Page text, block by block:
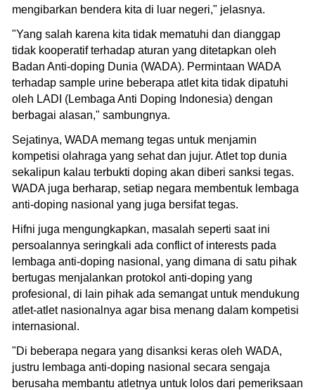
mengibarkan bendera kita di luar negeri," jelasnya.
"Yang salah karena kita tidak mematuhi dan dianggap
tidak kooperatif terhadap aturan yang ditetapkan oleh
Badan Anti-doping Dunia (WADA). Permintaan WADA
terhadap sample urine beberapa atlet kita tidak dipatuhi
oleh LADI (Lembaga Anti Doping Indonesia) dengan
berbagai alasan," sambungnya.
Sejatinya, WADA memang tegas untuk menjamin
kompetisi olahraga yang sehat dan jujur. Atlet top dunia
sekalipun kalau terbukti doping akan diberi sanksi tegas.
WADA juga berharap, setiap negara membentuk lembaga
anti-doping nasional yang juga bersifat tegas.
Hifni juga mengungkapkan, masalah seperti saat ini
persoalannya seringkali ada conflict of interests pada
lembaga anti-doping nasional, yang dimana di satu pihak
bertugas menjalankan protokol anti-doping yang
profesional, di lain pihak ada semangat untuk mendukung
atlet-atlet nasionalnya agar bisa menang dalam kompetisi
internasional.
"Di beberapa negara yang disanksi keras oleh WADA,
justru lembaga anti-doping nasional secara sengaja
berusaha membantu atletnya untuk lolos dari pemeriksaan